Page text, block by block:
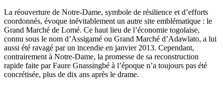
La réouverture de Notre-Dame, symbole de résilience et d’efforts
coordonnés, évoque inévitablement un autre site emblématique : le
Grand Marché de Lomé. Ce haut lieu de l’économie togolaise,
connu sous le nom d’Assigamé ou Grand Marché d’Adawlato, a lui
aussi été ravagé par un incendie en janvier 2013. Cependant,
contrairement à Notre-Dame, la promesse de sa reconstruction
rapide faite par Faure Gnassingbé à l’époque n’a toujours pas été
concrétisée, plus de dix ans après le drame.